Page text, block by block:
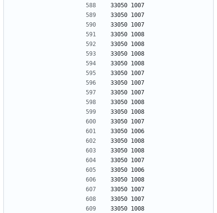
33050 1007
33050 1007
33050 1007
33050 1008
33050 1008
33050 1008
33050 1008
33050 1007
33050 1007
33050 1007
33050 1008
33050 1008
33050 1007
33050 1006
33050 1008
33050 1008
33050 1007
33050 1006
33050 1008
33050 1007
33050 1007
33050 1008